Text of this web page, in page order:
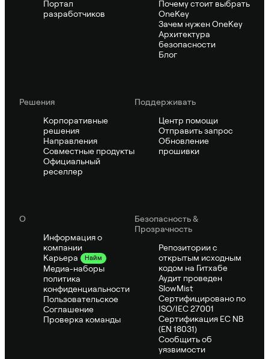
Портал
разработчиков
Почему стоит выбрать
OneKey
Зачем нужен OneKey
Архитектура
безопасности
Блог
Решения
Корпоративные
решения
Направления
Совместные продукты
Официальный
реселлер
Поддерживать
Центр помощи
Отправить запрос
Обновление
прошивки
О
Информация о
компании
Карьера
Найм
Медиа-наборы
политика
конфиденциальности
Пользовательское
Соглашение
Проверка команды
Безопасность &
Прозрачность
Репозитории с
открытым исходным
кодом на Гитхабе
Аудит проведен
SlowMist
Сертифицировано по
ISO/IEC 27001
Сертификация ЕС NB
(EN 18031)
Сообщить об
уязвимости